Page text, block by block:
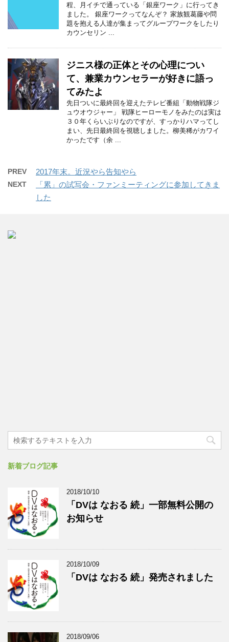
程、月イチで通っている「銀座ワーク」に行ってき
ました。 銀座ワークってなんぞ？ 家族観葛藤や問
題を抱える人達が集まってグループワークをしたり
カウンセリン ...
ジニス様の正体とその心理につい
て、兼業カウンセラーが好きに語っ
てみたよ
先日ついに最終回を迎えたテレビ番組「動物戦隊ジ
ュウオウジャー」 戦隊ヒーローモノをみたのは実は
３０年くらいぶりなのですが、すっかりハマってし
まい、先日最終回を視聴しました。柳美稀がカワイ
かったです（余 ...
PREV 2017年末。近況やら告知やら
NEXT
「累」の試写会・ファンミーティングに参加してきま
した
新着ブログ記事
2018/10/10
「DVは なおる 続」一部無料公開の
お知らせ
2018/10/09
「DVは なおる 続」発売されました
2018/09/06